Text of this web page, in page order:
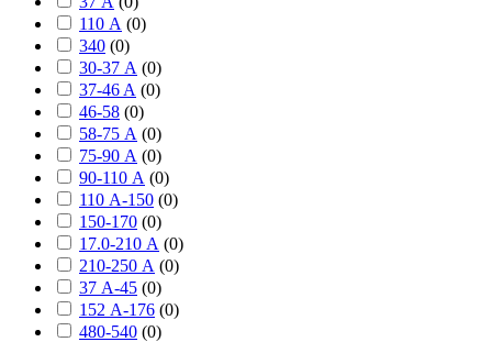
110 А (0)
340 (0)
30-37 А (0)
37-46 A (0)
46-58 (0)
58-75 А (0)
75-90 А (0)
90-110 А (0)
110 А-150 (0)
150-170 (0)
17.0-210 А (0)
210-250 А (0)
37 А-45 (0)
152 А-176 (0)
480-540 (0)